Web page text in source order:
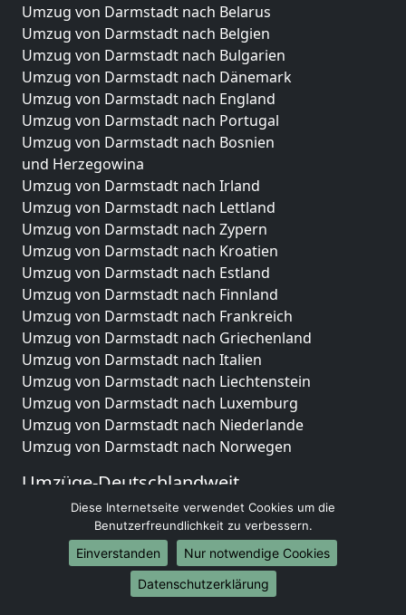
Umzug von Darmstadt nach Belarus
Umzug von Darmstadt nach Belgien
Umzug von Darmstadt nach Bulgarien
Umzug von Darmstadt nach Dänemark
Umzug von Darmstadt nach England
Umzug von Darmstadt nach Portugal
Umzug von Darmstadt nach Bosnien
und Herzegowina
Umzug von Darmstadt nach Irland
Umzug von Darmstadt nach Lettland
Umzug von Darmstadt nach Zypern
Umzug von Darmstadt nach Kroatien
Umzug von Darmstadt nach Estland
Umzug von Darmstadt nach Finnland
Umzug von Darmstadt nach Frankreich
Umzug von Darmstadt nach Griechenland
Umzug von Darmstadt nach Italien
Umzug von Darmstadt nach Liechtenstein
Umzug von Darmstadt nach Luxemburg
Umzug von Darmstadt nach Niederlande
Umzug von Darmstadt nach Norwegen
Umzüge-Deutschlandweit
Umzug von Darmstadt nach Berlin
Umzug von Darmstadt nach Hamburg
Umzug von Darmstadt nach München
Umzug von Darmstadt nach Köln
Umzug von Darmstadt nach Frankfurt am Main
Diese Internetseite verwendet Cookies um die
Benutzerfreundlichkeit zu verbessern.
Einverstanden
Nur notwendige Cookies
Datenschutzerklärung